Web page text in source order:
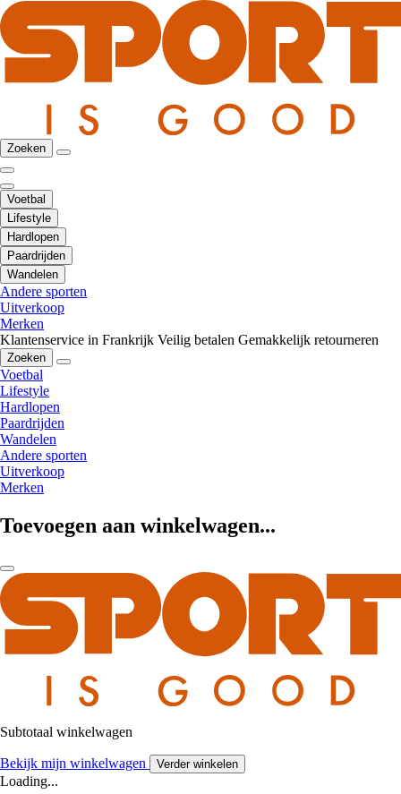
Zoeken
Voetbal
Lifestyle
Hardlopen
Paardrijden
Wandelen
Andere sporten
Uitverkoop
Merken
Klantenservice in Frankrijk Veilig betalen Gemakkelijk retourneren
Zoeken
Voetbal
Lifestyle
Hardlopen
Paardrijden
Wandelen
Andere sporten
Uitverkoop
Merken
Toevoegen aan winkelwagen...
Subtotaal winkelwagen
Bekijk mijn winkelwagen Verder winkelen
Loading...